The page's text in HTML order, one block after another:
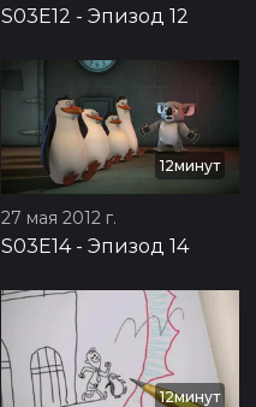
S03E12 - Эпизод 12
12минут
27 мая 2012 г.
S03E14- Эпизод 14
12минут